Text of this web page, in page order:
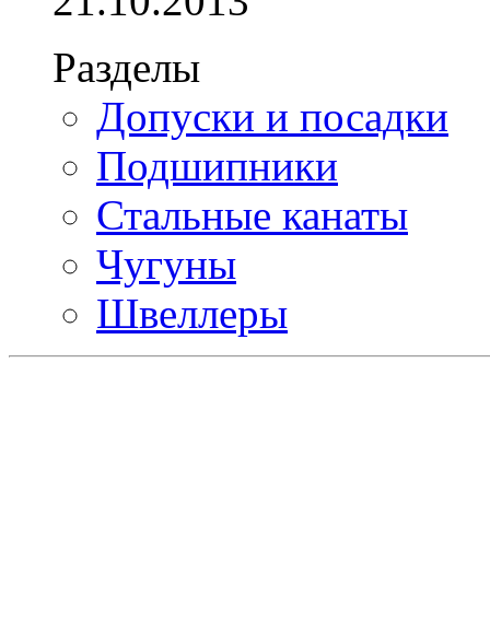
Разделы
Допуски и посадки
Подшипники
Стальные канаты
Чугуны
Швеллеры